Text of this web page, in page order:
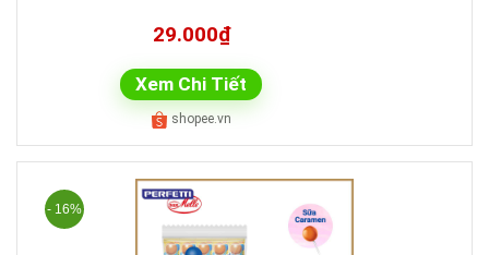
29.000₫
Xem Chi Tiết
shopee.vn
- 16%